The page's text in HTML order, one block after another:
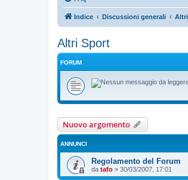
Indice Discussioni generali
Altri Sport
FORUM
Nuovo argomento
ANNUNCI
Regolamento del Forum
da tafo » 30/03/2007, 17:01